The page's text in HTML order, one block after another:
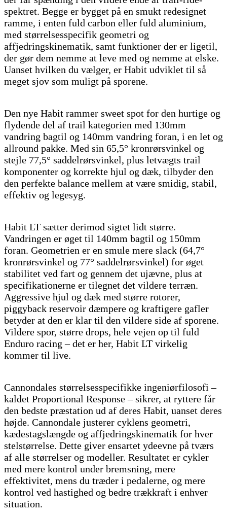
spektret. Begge er bygget på en smukt redesignet
ramme, i enten fuld carbon eller fuld aluminium,
med størrelsesspecifik geometri og
affjedringskinematik, samt funktioner der er ligetil,
der gør dem nemme at leve med og nemme at elske.
Uanset hvilken du vælger, er Habit udviklet til så
meget sjov som muligt på sporene.
Den nye Habit rammer sweet spot for den hurtige og
flydende del af trail kategorien med 130mm
vandring bagtil og 140mm vandring foran, i en let og
allround pakke. Med sin 65,5° kronrørsvinkel og
stejle 77,5° saddelrørsvinkel, plus letvægts trail
komponenter og korrekte hjul og dæk, tilbyder den
den perfekte balance mellem at være smidig, stabil,
effektiv og legesyg.
Habit LT sætter derimod sigtet lidt større.
Vandringen er øget til 140mm bagtil og 150mm
foran. Geometrien er en smule mere slack (64,7°
kronrørsvinkel og 77° saddelrørsvinkel) for øget
stabilitet ved fart og gennem det ujævne, plus at
specifikationerne er tilegnet det vildere terræn.
Aggressive hjul og dæk med større rotorer,
piggyback reservoir dæmpere og kraftigere gafler
betyder at den er klar til den vildere side af sporene.
Vildere spor, større drops, hele vejen op til fuld
Enduro racing – det er her, Habit LT virkelig
kommer til live.
Cannondales størrelsesspecifikke ingeniørfilosofi –
kaldet Proportional Response – sikrer, at ryttere får
den bedste præstation ud af deres Habit, uanset deres
højde. Cannondale justerer cyklens geometri,
kædestagslængde og affjedringskinematik for hver
stelstørrelse. Dette giver ensartet ydeevne på tværs
af alle størrelser og modeller. Resultatet er cykler
med mere kontrol under bremsning, mere
effektivitet, mens du træder i pedalerne, og mere
kontrol ved hastighed og bedre trækkraft i enhver
situation.